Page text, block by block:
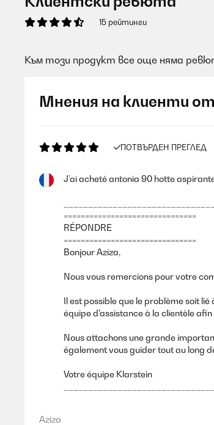
15 рейтинги
Към този продукт все още няма
Мнения на клиенти
ПОТВЪРДЕН ПРЕГЛЕД
J’ai acheté antonia 90 hotte
===============================
RÉPONDRE
===============================
Bonjour Aziza,
Nous vous remercions pour votre
Il est possible que le problème soit
équipe d'assistance à la clientèle
Nous attachons une grande
également vous guider tout au long
Votre équipe Klarstein
Aziza